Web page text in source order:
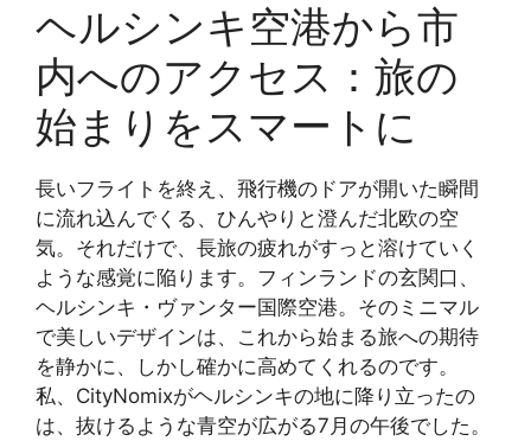
ヘルシンキ空港から市
内へのアクセス：旅の
始まりをスマートに
長いフライトを終え、飛行機のドアが開いた瞬間
に流れ込んでくる、ひんやりと澄んだ北欧の空
気。それだけで、長旅の疲れがすっと溶けていく
ような感覚に陥ります。フィンランドの玄関口、
ヘルシンキ・ヴァンター国際空港。そのミニマル
で美しいデザインは、これから始まる旅への期待
を静かに、しかし確かに高めてくれるのです。
私、CityNomixがヘルシンキの地に降り立ったの
は、抜けるような青空が広がる7月の午後でした。